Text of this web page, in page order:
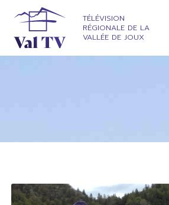
TÉLÉVISION
RÉGIONALE DE LA
VALLÉE DE JOUX